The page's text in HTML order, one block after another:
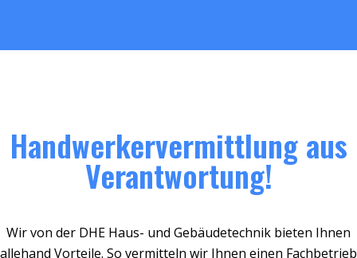
Handwerkervermittlung aus
Verantwortung!
Wir von der DHE Haus- und Gebäudetechnik bieten Ihnen
allehand Vorteile. So vermitteln wir Ihnen einen Fachbetrieb